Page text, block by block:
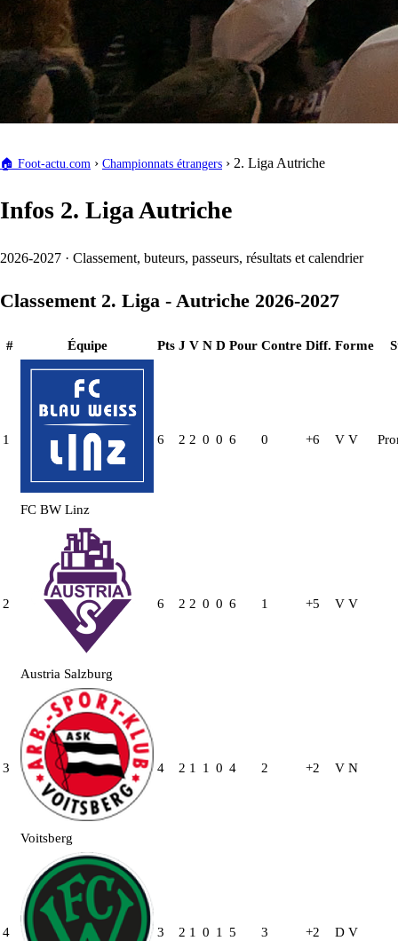
🏠 Foot-actu.com › Championnats étrangers › 2. Liga Autriche
Infos 2. Liga Autriche
2026-2027 · Classement, buteurs, passeurs, résultats et calendrier
Classement 2. Liga - Autriche 2026-2027
# Équipe Pts J V N D Pour Contre Diff. Forme
1
FC BW Linz
6 2 2 0 0 6 0 +6 V V
2
Austria Salzburg
6 2 2 0 0 6 1 +5 V V
3
Voitsberg
4 2 1 1 0 4 2 +2 V N
4 3 2 1 0 1 5 3 +2 D V